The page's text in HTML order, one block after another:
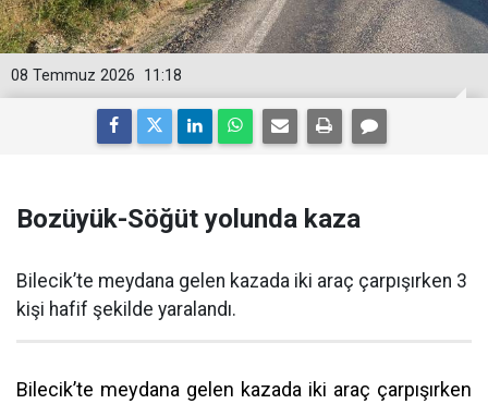
11:18
08 Temmuz 2026
Bozüyük-Söğüt yolunda kaza
Bilecik’te meydana gelen kazada iki araç çarpışırken 3
kişi hafif şekilde yaralandı.
Bilecik’te meydana gelen kazada iki araç çarpışırken